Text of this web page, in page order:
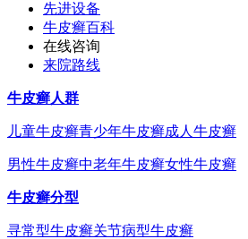
先进设备
牛皮癣百科
在线咨询
来院路线
牛皮癣人群
儿童牛皮癣青少年牛皮癣成人牛皮癣
男性牛皮癣中老年牛皮癣女性牛皮癣
牛皮癣分型
寻常型牛皮癣关节病型牛皮癣